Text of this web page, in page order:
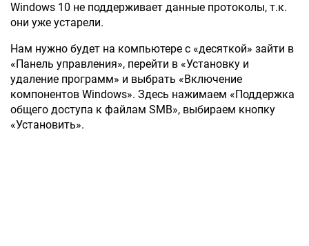
Windows 10 не поддерживает данные протоколы, т.к.
они уже устарели.
Нам нужно будет на компьютере с «десяткой» зайти в
«Панель управления», перейти в «Установку и
удаление программ» и выбрать «Включение
компонентов Windows». Здесь нажимаем «Поддержка
общего доступа к файлам SMB», выбираем кнопку
«Установить».